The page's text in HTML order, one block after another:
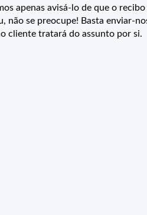
apenas avisá-lo de que o
não se preocupe! Basta enviar-
cliente tratará do assunto por si.